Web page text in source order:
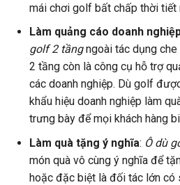
mái chơi golf bất chấp thời tiết
Làm quảng cáo doanh
golf 2 tầngngoài tác dụng che
2 tầng còn là công cụ hỗ trợ
các doanh nghiệp. Dù golf
khẩu hiệu doanh nghiệp làm
trưng bày để mọi khách hàng
Làm quà tặng ý nghĩa: Ô dù
món quà vô cùng ý nghĩa để
hoặc đặc biệt là đối tác lớn có